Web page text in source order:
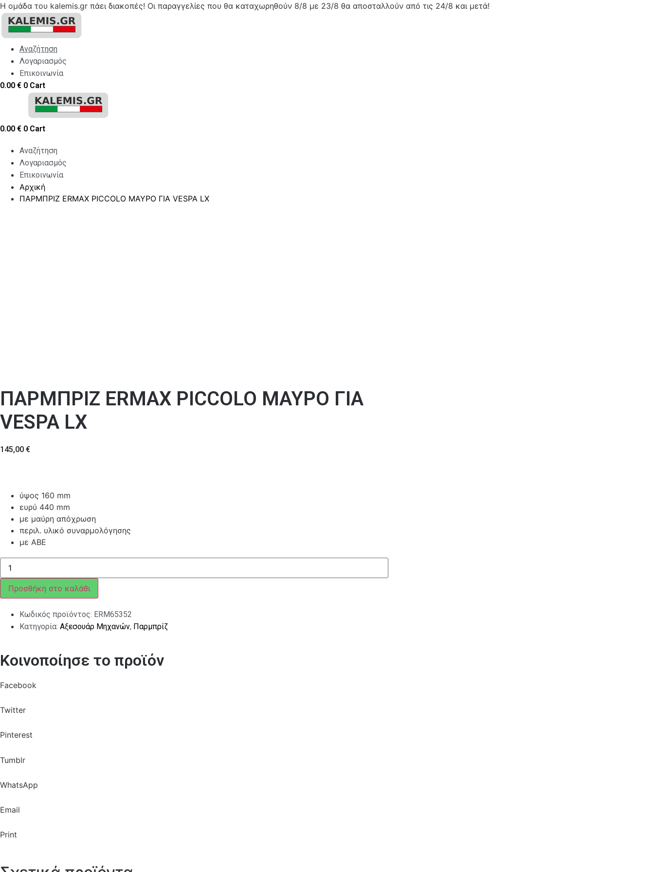
Η ομάδα του kalemis.gr πάει διακοπές! Οι παραγγελίες που θα καταχωρηθούν 8/8 με 23/8 θα αποσταλλούν από τις 24/8 και μετά!
Skip
content
Αναζήτηση
Λογαριασμός
Επικοινωνία
0.00 € 0 Cart
0.00 € 0 Cart
Αναζήτηση
Λογαριασμός
Επικοινωνία
Αρχική
ΠΑΡΜΠΡΙΖ ERMAX PICCOLO ΜΑΥΡΟ ΓΙΑ VESPA LX
ΠΑΡΜΠΡΙΖ ERMAX PICCOLO ΜΑΥΡΟ ΓΙΑ
VESPA LX
145,00 €
ύψος 160 mm
ευρύ 440 mm
με μαύρη απόχρωση
περιλ. υλικό συναρμολόγησης
με ABE
ΠΑΡΜΠΡΙΖ
ERMAX
PICCOLO
ΜΑΥΡΟ
ΓΙΑ
VESPA
ποσότητα
Προσθήκη στο καλάθι
Κωδικός προϊόντος: ERM65352
Κατηγορία: Αξεσουάρ Μηχανών, Παρμπρίζ
Κοινοποίησε το προϊόν
Facebook
Twitter
Pinterest
Tumblr
WhatsApp
Email
Print